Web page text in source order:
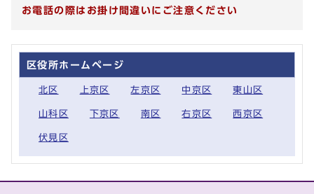
お電話の際はお掛け間違いにご注意ください
区役所ホームページ
北区 上京区 左京区 中京区 東山区
山科区 下京区 南区 右京区 西京区
伏見区